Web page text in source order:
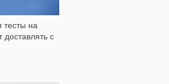
тесты на
доставлять с